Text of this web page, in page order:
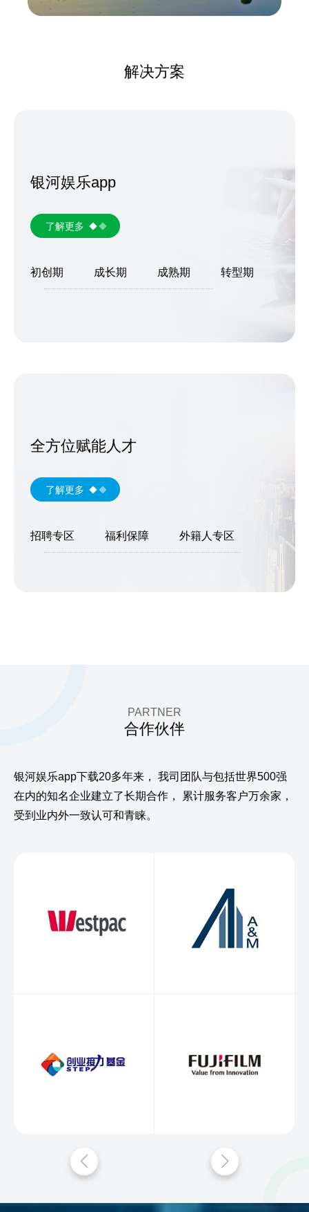
解决方案
银河娱乐app
了解更多
初创期 成长期 成熟期 转型期
全方位赋能人才
了解更多
招聘专区 福利保障 外籍人专区
PARTNER
合作伙伴
银河娱乐app下载20多年来，
我司团队与包括世界500强
在内的知名企业建立了长期合作，
累计服务客户万余家，
受到业内外一致认可和青睐。